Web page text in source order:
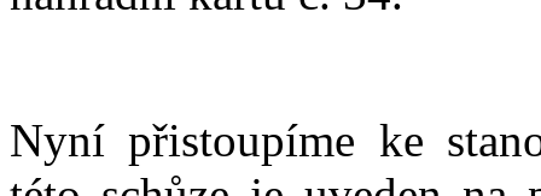
Nyní přistoupíme ke